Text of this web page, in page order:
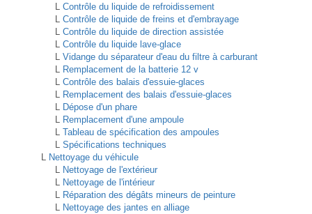
L Contrôle du liquide de refroidissement
L Contrôle de liquide de freins et d'embrayage
L Contrôle du liquide de direction assistée
L Contrôle du liquide lave-glace
L Vidange du séparateur d'eau du filtre à carburant
L Remplacement de la batterie 12 v
L Contrôle des balais d'essuie-glaces
L Remplacement des balais d'essuie-glaces
L Dépose d'un phare
L Remplacement d'une ampoule
L Tableau de spécification des ampoules
L Spécifications techniques
L Nettoyage du véhicule
L Nettoyage de l'extérieur
L Nettoyage de l'intérieur
L Réparation des dégâts mineurs de peinture
L Nettoyage des jantes en alliage